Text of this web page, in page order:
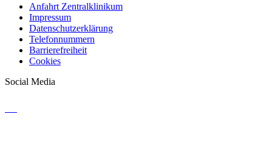
Anfahrt Zentralklinikum
Impressum
Datenschutzerklärung
Telefonnummern
Barrierefreiheit
Cookies
Social Media